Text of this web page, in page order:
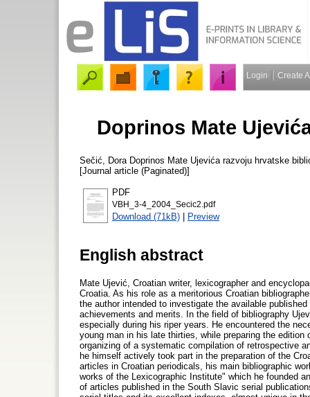
Login Create
Doprinos Mate
Sečić, Dora Doprinos Mate Ujevića razvoju hrvatske
[Journal article (Paginated)]
PDF
VBH_3-4_2004_Secic2.pdf
Download (71kB) | Preview
English abstract
Mate Ujević, Croatian writer, lexicographer and
Croatia. As his role as a meritorious Croatian
the author intended to investigate the available
achievements and merits. In the field of bibliography
especially during his riper years. He encountered the
young man in his late thirties, while preparing the
organizing of a systematic compilation of retrospective
he himself actively took part in the preparation of the
articles in Croatian periodicals, his main bibliographic
works of the Lexicographic Institute" which he founded
of articles published in the South Slavic serial